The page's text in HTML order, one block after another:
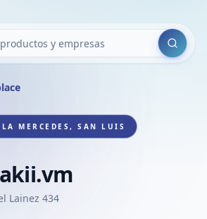
Buscar
MERCEDES, SAN LUIS
Lainez 434